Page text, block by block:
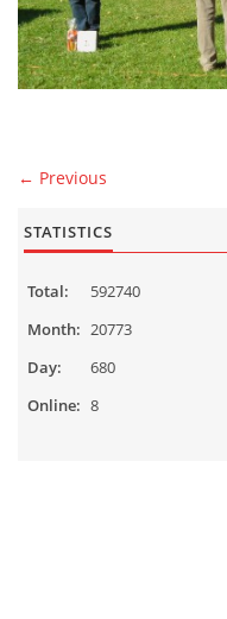
FEMALES
← Previous
STATISTICS
Online: 8
Total:
592740
Month: 20773
Day:
680